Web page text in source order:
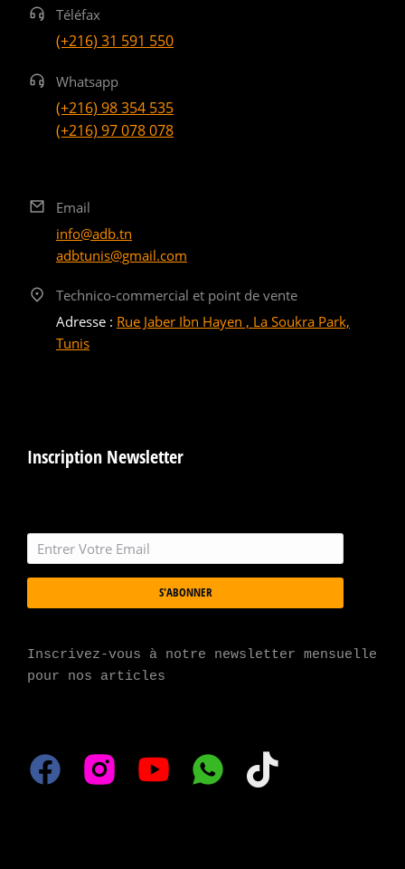
Téléfax
(+216) 31 591 550
Whatsapp
(+216) 98 354 535
(+216) 97 078 078
Email
info@adb.tn
adbtunis@gmail.com
Technico-commercial et point de vente
Adresse : Rue Jaber Ibn Hayen , La Soukra Park,
Tunis
Inscription Newsletter
S'ABONNER
Inscrivez-vous à notre newsletter mensuelle
pour nos articles